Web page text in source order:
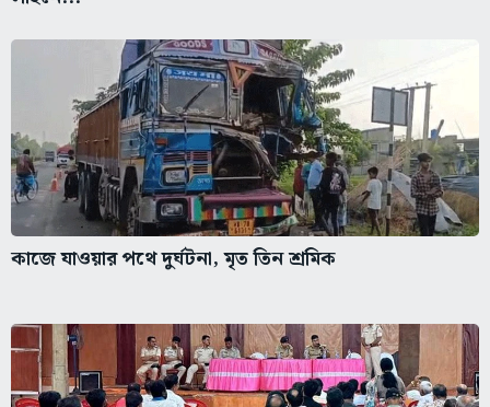
কাজে যাওয়ার পথে দুর্ঘটনা, মৃত তিন শ্রমিক